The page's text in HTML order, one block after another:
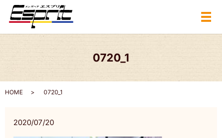
メ
0720_1
HOME 0720_1
2020/07/20